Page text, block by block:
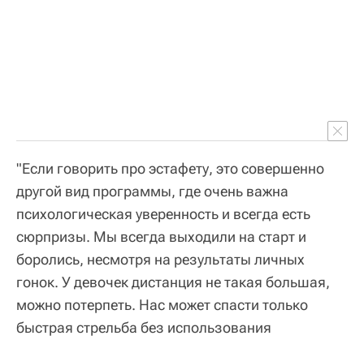
"Если говорить про эстафету, это совершенно
другой вид программы, где очень важна
психологическая уверенность и всегда есть
сюрпризы. Мы всегда выходили на старт и
боролись, несмотря на результаты личных
гонок. У девочек дистанция не такая большая,
можно потерпеть. Нас может спасти только
быстрая стрельба без использования